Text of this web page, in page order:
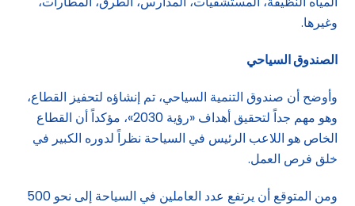
وغيرها.
الصندوق السياحي
وأوضح أن صندوق التنمية السياحي، تم إنشاؤه لتحفيز القطاع،
وهو مهم جداً لتحقيق أهداف «رؤية 2030»، مؤكداً أن القطاع
الخاص هو اللاعب الرئيس في السياحة نظراً لدوره الكبير في
خلق فرص العمل.
ومن المتوقع أن يرتفع عدد العاملين في السياحة إلى نحو 500